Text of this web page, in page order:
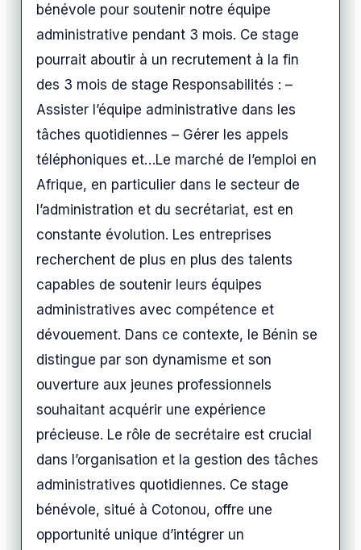
bénévole pour soutenir notre équipe
administrative pendant 3 mois. Ce stage
pourrait aboutir à un recrutement à la fin
des 3 mois de stage Responsabilités : –
Assister l’équipe administrative dans les
tâches quotidiennes – Gérer les appels
téléphoniques et…Le marché de l’emploi en
Afrique, en particulier dans le secteur de
l’administration et du secrétariat, est en
constante évolution. Les entreprises
recherchent de plus en plus des talents
capables de soutenir leurs équipes
administratives avec compétence et
dévouement. Dans ce contexte, le Bénin se
distingue par son dynamisme et son
ouverture aux jeunes professionnels
souhaitant acquérir une expérience
précieuse. Le rôle de secrétaire est crucial
dans l’organisation et la gestion des tâches
administratives quotidiennes. Ce stage
bénévole, situé à Cotonou, offre une
opportunité unique d’intégrer un